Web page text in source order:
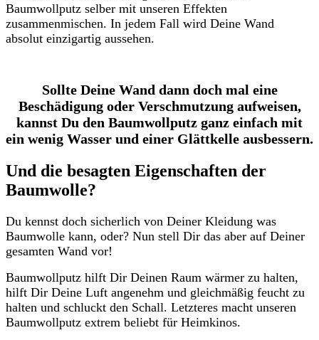
Baumwollputz selber mit unseren Effekten
zusammenmischen. In jedem Fall wird Deine Wand
absolut einzigartig aussehen.
Sollte Deine Wand dann doch mal eine
Beschädigung oder Verschmutzung aufweisen,
kannst Du den Baumwollputz ganz einfach mit
ein wenig Wasser und einer Glättkelle ausbessern.
Und die besagten Eigenschaften der
Baumwolle?
Du kennst doch sicherlich von Deiner Kleidung was
Baumwolle kann, oder? Nun stell Dir das aber auf Deiner
gesamten Wand vor!
Baumwollputz hilft Dir Deinen Raum wärmer zu halten,
hilft Dir Deine Luft angenehm und gleichmäßig feucht zu
halten und schluckt den Schall. Letzteres macht unseren
Baumwollputz extrem beliebt für Heimkinos.